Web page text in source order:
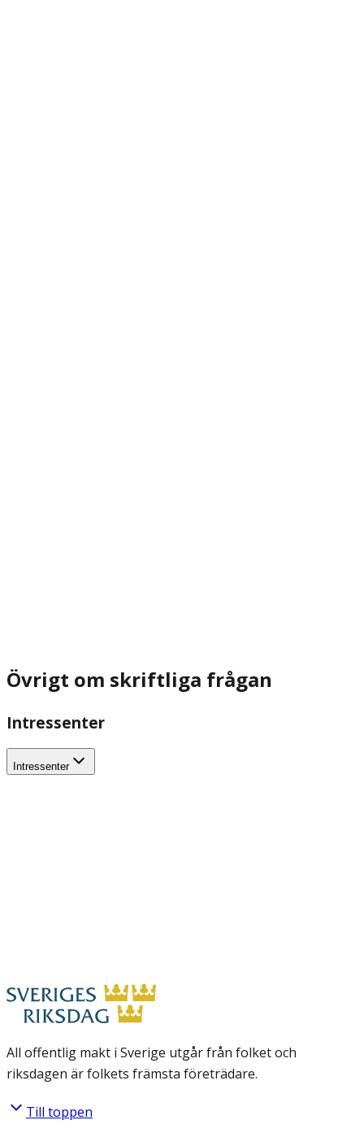
Övrigt om skriftliga frågan
Intressenter
Intressenter
All offentlig makt i Sverige utgår från folket och
riksdagen är folkets främsta företrädare.
Till toppen